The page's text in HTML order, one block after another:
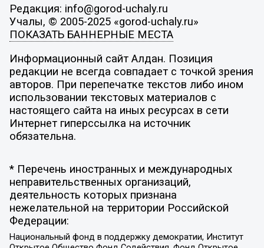
Редакция: info@gorod-uchaly.ru
Учалы, © 2005-2025 «gorod-uchaly.ru»
ПОКАЗАТЬ БАННЕРНЫЕ МЕСТА
Информационный сайт Алдан. Позиция
редакции не всегда совпадает с точкой зрения
авторов. При перепечатке текстов либо ином
использовании текстовых материалов с
настоящего сайта на иных ресурсах в сети
Интернет гиперссылка на источник
обязательна.
* Перечень иностранных и международных
неправительственных организаций,
деятельность которых признана
нежелательной на территории Российской
Федерации:
Национальный фонд в поддержку демократии, Институт